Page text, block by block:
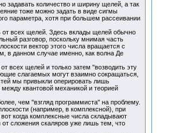
задавать количество и ширину щелей, а так
тоже можно задать в виде сигмы
параметра, хотя при большем рассеивании
от всех щелей. Здесь вклады щелей обычно
разговор, поскольку мнимая часть
вектор этого числа вращается с
в данном случае именно, как волна Де
всех щелей и только затем "возводить эту
слагаемых могут взаимно сокращаться,
мы привыкли оперировать лишь
квантовой механикой и теорией
чем "взгляд программиста" на проблему.
(например, в комплексной), при
когда комплексные числа складывают
сложения скаляров уже лишь тем, что